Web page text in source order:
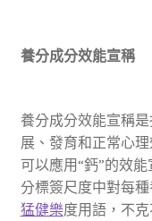
養分成分效能宣稱
養分成分效能宣稱
展、發育和正常心
可以應用“鈣”的效
分標簽尺度中對每
猛健樂度用語，不